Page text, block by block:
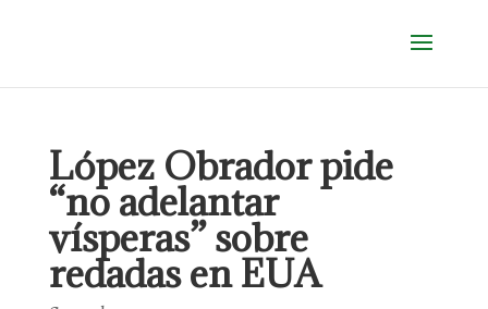
López Obrador pide
“no adelantar
vísperas” sobre
redadas en EUA